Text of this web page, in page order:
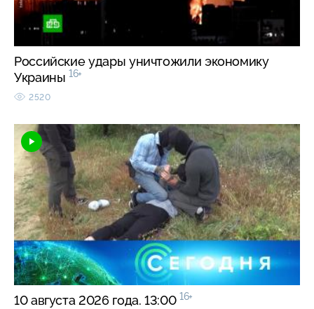
Российские удары уничтожили экономику
Украины 16+
2520
10 августа 2026 года. 13:00 16+